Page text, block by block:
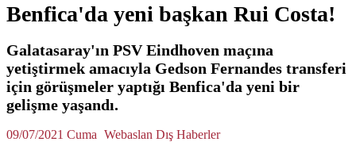
Benfica'da yeni başkan Rui Costa!
Galatasaray'ın PSV Eindhoven maçına
yetiştirmek amacıyla Gedson Fernandes transferi
için görüşmeler yaptığı Benfica'da yeni bir
gelişme yaşandı.
09/07/2021 Cuma Webaslan Dış Haberler